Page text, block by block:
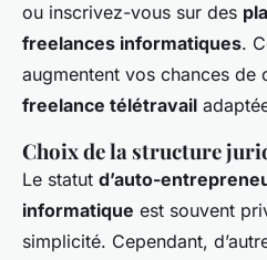
ou inscrivez-vous sur des
freelances informatiques.
augmentent vos chances de
freelance télétravail
Choix de la structure
Le statut d’auto-
informatique est souvent
simplicité. Cependant,